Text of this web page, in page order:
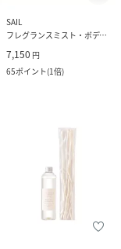
SAIL
フレグランスミスト・ボディミスト
7,150 円
65ポイント(1倍)